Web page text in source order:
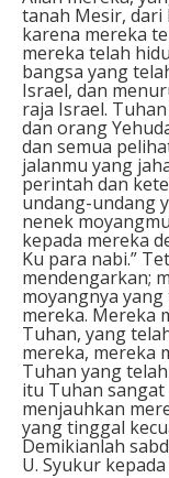
tanah Mesir, dari
karena mereka
mereka telah
bangsa yang
Israel, dan
raja Israel.
dan orang
dan semua
jalanmu yang
perintah dan
undang-undang
nenek
kepada mereka
Ku para nabi.”
mendengarkan;
moyangnya
mereka. Mereka
Tuhan, yang
mereka, mereka
Tuhan yang
itu Tuhan sangat
menjauhkan
yang tinggal
Demikianlah
U. Syukur kepada